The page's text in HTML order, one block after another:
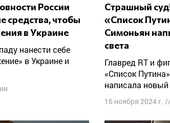
средства, чтобы
в Украине
в Украине и
Страшный суд! Фигурантка проекта
«Список
Симоньян
света
Главред RT и фигурантка нашего проекта
«Список
написала
16 ноября 2024 г. //